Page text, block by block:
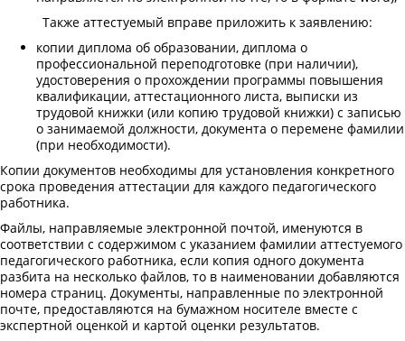
Также аттестуемый вправе приложить к заявлению:
копии диплома об образовании, диплома о
профессиональной переподготовке (при наличии),
удостоверения о прохождении программы повышения
квалификации, аттестационного листа, выписки из
трудовой книжки (или копию трудовой книжки) с записью
о занимаемой должности, документа о перемене фамилии
(при необходимости).
Копии документов необходимы для установления конкретного
срока проведения аттестации для каждого педагогического
работника.
Файлы, направляемые электронной почтой, именуются в
соответствии с содержимом с указанием фамилии аттестуемого
педагогического работника, если копия одного документа
разбита на несколько файлов, то в наименовании добавляются
номера страниц. Документы, направленные по электронной
почте, предоставляются на бумажном носителе вместе с
экспертной оценкой и картой оценки результатов.